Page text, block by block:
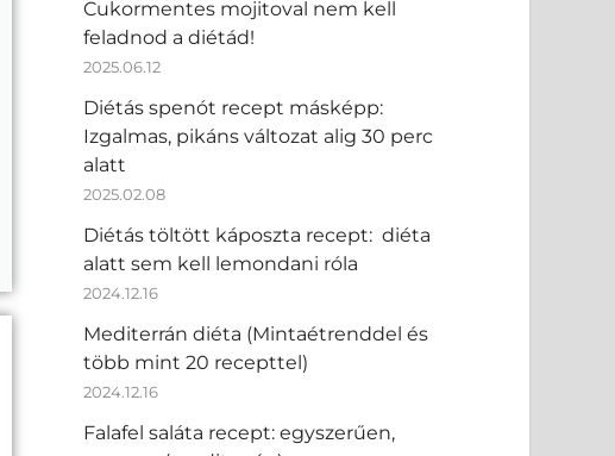
Cukormentes mojitoval nem kell
feladnod a diétád!
2025.06.12
Diétás spenót recept másképp:
Izgalmas, pikáns változat alig 30 perc
alatt
2025.02.08
Diétás töltött káposzta recept: diéta
alatt sem kell lemondani róla
2024.12.16
Mediterrán diéta (Mintaétrenddel és
több mint 20 recepttel)
2024.12.16
Falafel saláta recept: egyszerűen,